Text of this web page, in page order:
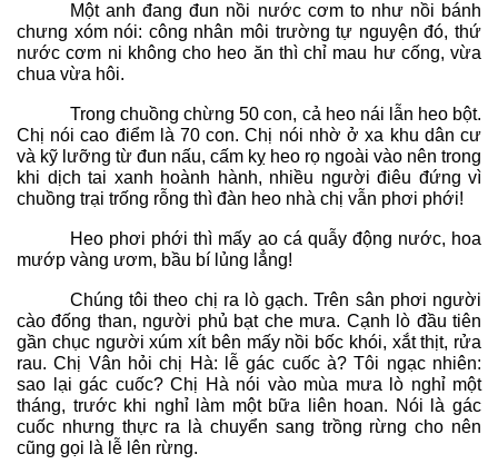
Một anh đang đun nồi nước cơm to như nồi bánh
chưng xóm nói: công nhân môi trường tự nguyện đó, thứ
nước cơm ni không cho heo ăn thì chỉ mau hư cống, vừa
chua vừa hôi.
Trong chuồng chừng 50 con, cả heo nái lẫn heo bột.
Chị nói cao điểm là 70 con. Chị nói nhờ ở xa khu dân cư
và kỹ lưỡng từ đun nấu, cấm kỵ heo rọ ngoài vào nên trong
khi dịch tai xanh hoành hành, nhiều người điêu đứng vì
chuồng trại trống rỗng thì đàn heo nhà chị vẫn phơi phới!
Heo phơi phới thì mấy ao cá quẫy động nước, hoa
mướp vàng ươm, bầu bí lủng lẳng!
Chúng tôi theo chị ra lò gạch. Trên sân phơi người
cào đống than, người phủ bạt che mưa. Cạnh lò đầu tiên
gần chục người xúm xít bên mấy nồi bốc khói, xắt thịt, rửa
rau. Chị Vân hỏi chị Hà: lễ gác cuốc à? Tôi ngạc nhiên:
sao lại gác cuốc? Chị Hà nói vào mùa mưa lò nghỉ một
tháng, trước khi nghỉ làm một bữa liên hoan. Nói là gác
cuốc nhưng thực ra là chuyển sang trồng rừng cho nên
cũng gọi là lễ lên rừng.